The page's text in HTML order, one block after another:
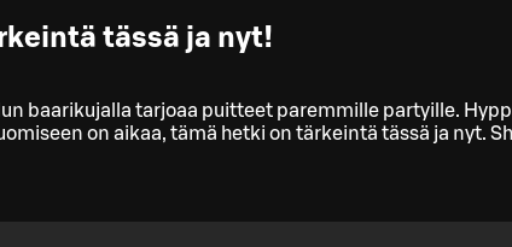
tässä ja nyt!
baarikujalla tarjoaa puitteet paremmille partyille.
on aikaa, tämä hetki on tärkeintä tässä ja nyt.